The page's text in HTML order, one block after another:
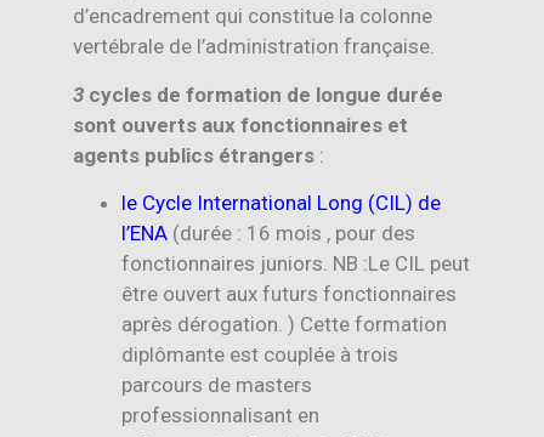
d’encadrement qui constitue la colonne
vertébrale de l’administration française.
3 cycles de formation de longue durée
sont ouverts aux fonctionnaires et
agents publics étrangers :
le Cycle International Long (CIL) de
l’ENA (durée : 16 mois , pour des
fonctionnaires juniors. NB :Le CIL peut
être ouvert aux futurs fonctionnaires
après dérogation. ) Cette formation
diplômante est couplée à trois
parcours de masters
professionnalisant en